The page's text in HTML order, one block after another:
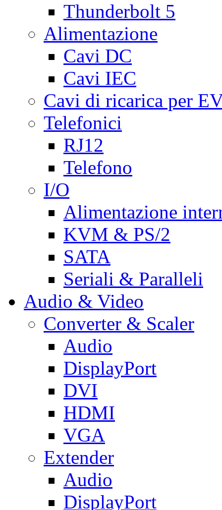
Thunderbolt 5
Alimentazione
Cavi DC
Cavi IEC
Cavi di ricarica per
Telefonici
RJ12
Telefono
I/O
Alimentazione
KVM & PS/2
SATA
Seriali & Paralleli
Audio & Video
Converter & Scaler
Audio
DisplayPort
DVI
HDMI
VGA
Extender
Audio
DisplayPort